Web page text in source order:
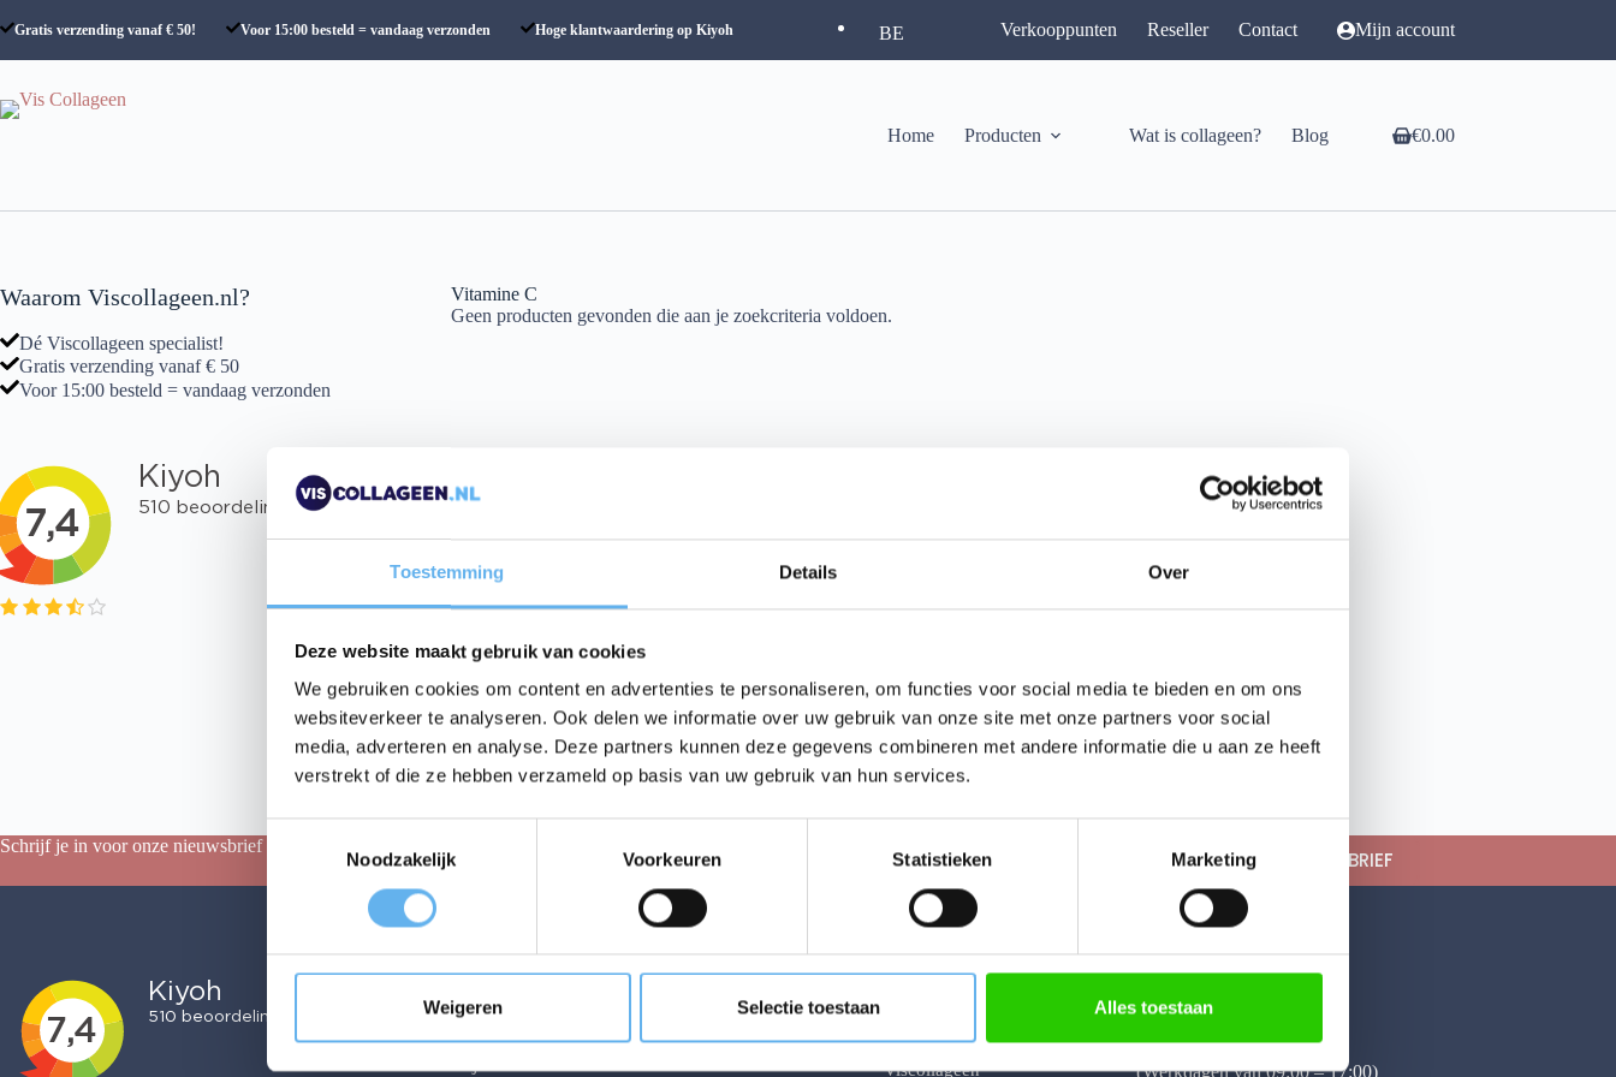
Toestemming Details Over
Deze website maakt gebruik van cookies
We gebruiken cookies om content en advertenties te personaliseren, om functies voor social media te bieden en om ons
websiteverkeer te analyseren. Ook delen we informatie over uw gebruik van onze site met onze partners voor social
media, adverteren en analyse. Deze partners kunnen deze gegevens combineren met andere informatie die u aan ze heeft
verstrekt of die ze hebben verzameld op basis van uw gebruik van hun services.
T
e
i
Noodzakelijk Voorkeuren Statistieken Marketing
Weigeren Selectie toestaan Alles toestaan
naarGratis verzending vanaf € 50! Voor 15:00 besteld = vandaag verzonden Hoge klantwaardering op Kiyoh BE Verkooppunten Reseller Contact Mijn account
Home Producten Wat is collageen? Blog Winkelwagen
€0.00
Vitamine C
Geen producten gevonden die aan je zoekcriteria voldoen.
Waarom Viscollageen.nl?
Dé Viscollageen specialist!
Gratis verzending vanaf € 50
Voor 15:00 besteld = vandaag verzonden
Schrijf je in voor onze nieuwsbrief en ontvang 10% korting op je eerste bestelling!
MELD JE AAN VOOR ONZE NIEUWSBRIEF
Bestellen
Bezorgen
Betalen
Retourneren
Over ons
Membership
Collageen met
Hyaluronzuur -
Sinaasappelsmaak
Viscollageen
Contact
Vis Collageen B.V.
Hogeweg 228-A
3815 LZ Amersfoort
+31 6 41 87 38 78
(Werkdagen van 09:00 – 17:00)